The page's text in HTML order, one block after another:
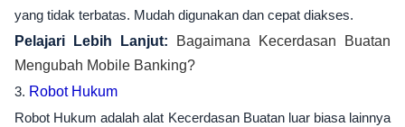
yang tidak terbatas. Mudah digunakan dan cepat diakses.
Pelajari Lebih Lanjut:
Bagaimana Kecerdasan Buatan
Mengubah Mobile Banking?
3. Robot Hukum
Robot Hukum adalah alat Kecerdasan Buatan luar biasa lainnya